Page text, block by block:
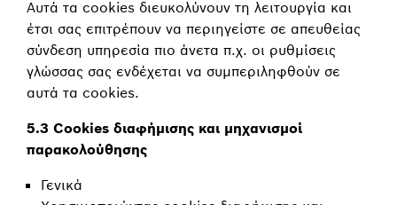
Αυτά τα cookies διευκολύνουν τη λειτουργία και
έτσι σας επιτρέπουν να περιηγείστε σε απευθείας
σύνδεση υπηρεσία πιο άνετα π.χ. οι ρυθμίσεις
γλώσσας σας ενδέχεται να συμπεριληφθούν σε
αυτά τα cookies.
5.3 Cookies διαφήμισης και μηχανισμοί
παρακολούθησης
Γενικά